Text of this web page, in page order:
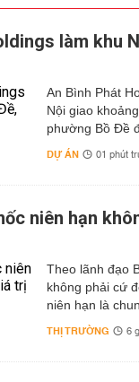
làm khu
An Bình Phát
Nội giao
phường Bồ Đề
DỰ ÁN 01 phút
niên hạn
Theo lãnh đạo
không phải cứ
niên hạn là
THỊ TRƯỜNG 6